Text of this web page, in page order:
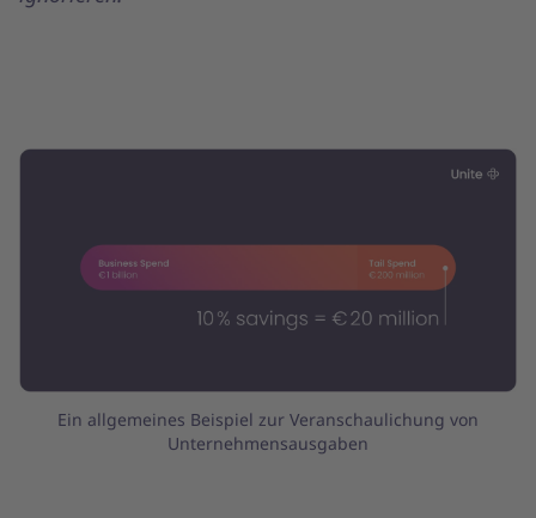
Ein allgemeines Beispiel zur Veranschaulichung von
Unternehmensausgaben